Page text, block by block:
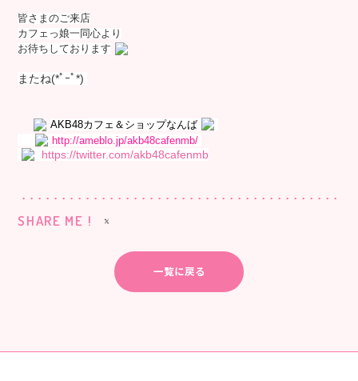
皆さまのご来店
カフェっ娘一同心より
お待ちしております
またね(*ﾟｰﾟ*)
AKB48カフェ＆ショップなんば
http://ameblo.jp/akb48cafenmb/
https://twitter.com/akb48cafenmb
SHARE ME !
一覧に戻る